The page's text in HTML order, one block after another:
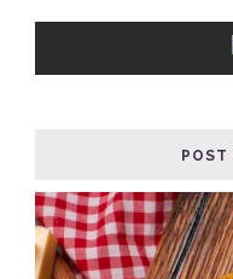
POST